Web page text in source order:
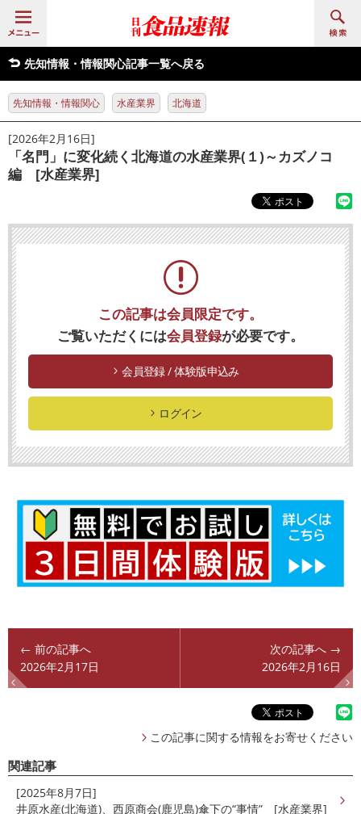
先知情報・情報関心記事一覧へ戻る
先知情報・情報関心 水産業界 北海道
[2026年2月16日]
「名門」に変化続く北海道の水産業界(１)～カズノコ
編 [水産業界]
この記事は会員限定です。
ご覧いただくには会員登録が必要です。
会員登録 / 体験版申込み
ログイン
← 前の記事へ
2026年2月17日
次の記事へ →
2026年2月16日
この記事に関する情報をお寄せください
関連記事
[2025年8月7日]
井原水産(北海道)、西原商会(鹿児島)傘下の“事情” [水産業界]